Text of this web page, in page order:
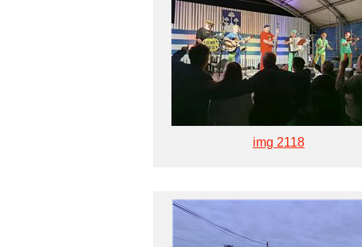
img 2118